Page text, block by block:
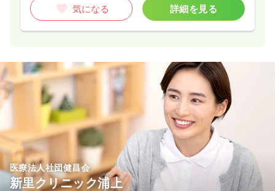
気になる 詳細を見る
医療法人社団健昌会
新里クリニック浦上